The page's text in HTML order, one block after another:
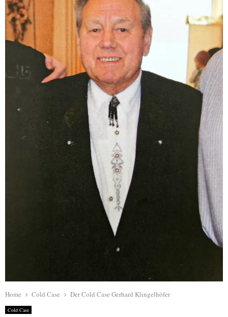
Home Cold Case Der Cold Case Gerhard Klingelhöfer
Cold Case